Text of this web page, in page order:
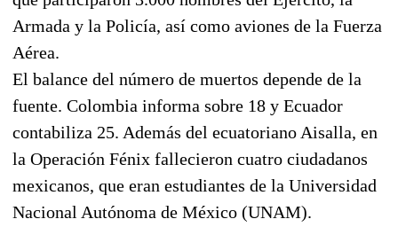
Armada y la Policía, así como aviones de la Fuerza
Aérea.
El balance del número de muertos depende de la
fuente. Colombia informa sobre 18 y Ecuador
contabiliza 25. Además del ecuatoriano Aisalla, en
la Operación Fénix fallecieron cuatro ciudadanos
mexicanos, que eran estudiantes de la Universidad
Nacional Autónoma de México (UNAM).